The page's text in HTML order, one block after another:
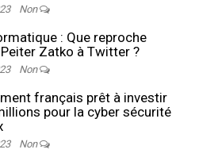
Non
: Que reproche
Zatko à Twitter ?
Non
français prêt à investir
pour la cyber sécurité
Non